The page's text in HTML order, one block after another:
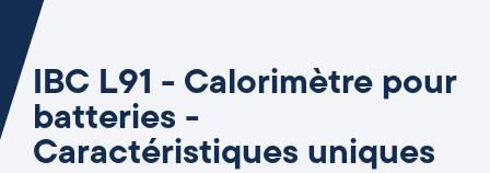
IBC L91 - Calorimètre pour
batteries -
Caractéristiques uniques